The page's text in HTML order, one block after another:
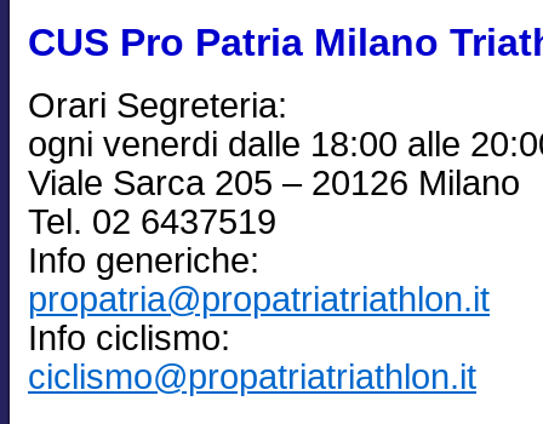
CUS Pro Patria Milano
Orari Segreteria:
ogni venerdi dalle 18:00 alle
Viale Sarca 205 – 20126 Milano
Tel. 02 6437519
Info generiche:
propatria@propatriatriathlon.it
Info ciclismo:
ciclismo@propatriatriathlon.it